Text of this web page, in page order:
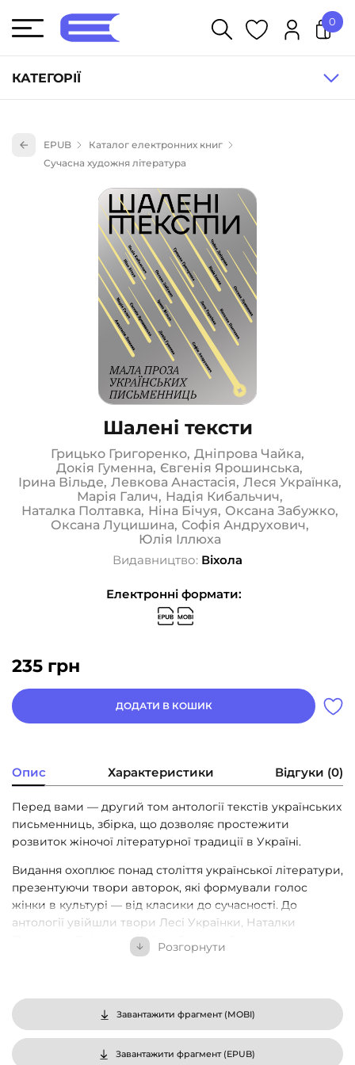
КАТЕГОРІЇ
Книги для дітей (836)
Науково-популярна література (1015)
Навчальна література та посібники (527)
Енциклопедії, довідники, словники (55)
Подарункові сертифікати (1)
0
EPUB
Каталог електронних книг
Сучасна художня література
Шалені тексти
Грицько Григоренко, Дніпрова Чайка,
Докія Гуменна, Євгенія Ярошинська,
Ірина Вільде, Левкова Анастасія, Леся Українка,
Марія Галич, Надія Кибальчич,
Наталка Полтавка, Ніна Бічуя, Оксана Забужко,
Оксана Луцишина, Софія Андрухович,
Юлія Іллюха
Видавництво: Віхола
Електронні формати:
235 грн
ДОДАТИ В КОШИК
Опис Характеристики Відгуки (0)
Перед вами — другий том антології текстів українських
письменниць, збірка, що дозволяє простежити
розвиток жіночої літературної традиції в Україні.
Видання охоплює понад століття української літератури,
презентуючи твори авторок, які формували голос
жінки в культурі — від класики до сучасності. До
антології увійшли твори Лесі Українки, Наталки
Полтавки, Дніпрової Чайки, Грицька Григоренка,
Євгенії Ярошинської, Надії Кибальчич, Марії Галич, Докії
Левкової та Юлії Ілюхи.
Ці тексти не лише демонструють, як змінювалася роль
жінки-письменниці в різні історичні періоди. Це також
Розгорнути
Завантажити фрагмент (MOBI)
Завантажити фрагмент (EPUB)